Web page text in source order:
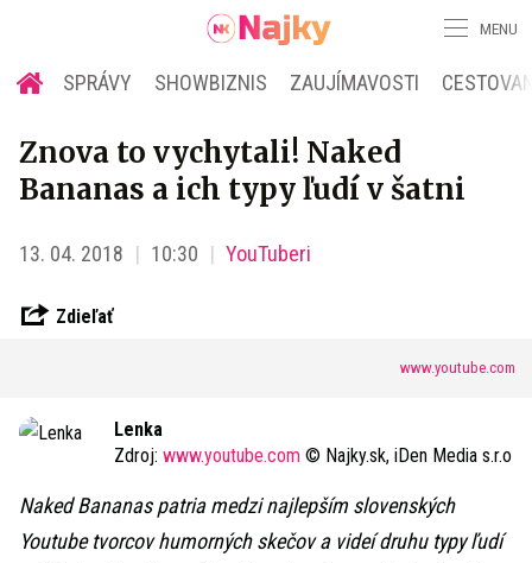
MENU
SPRÁVY SHOWBIZNIS ZAUJÍMAVOSTI
Znova to vychytali! Naked
Bananas a ich typy ľudí v šatni
13. 04. 2018 10:30 YouTuberi
Zdieľať
www.youtube.com
Lenka
Zdroj: www.youtube.com © Najky.sk, iDen Media s.r.o
Naked Bananas patria medzi najlepším slovenských
Youtube tvorcov humorných skečov a videí druhu typy ľudí